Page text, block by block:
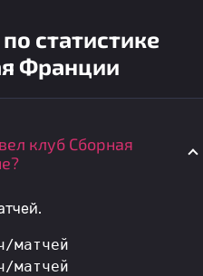
статистике
Франции
клуб Сборная
матчей
матчей